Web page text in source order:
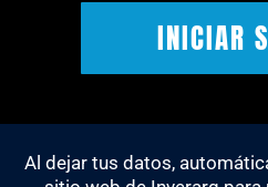
INICIAR
Al dejar tus datos,